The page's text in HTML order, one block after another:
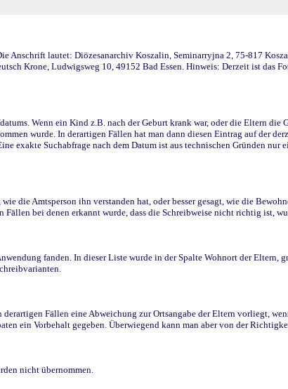
lautet: Diözesanarchiv Koszalin, Seminarryjna 2, 75-817
Krone, Ludwigsweg 10, 49152 Bad Essen. Hinweis: Derzeit ist das
Wenn ein Kind z.B. nach der Geburt krank war, oder die Eltern die
wurde. In derartigen Fällen hat man dann diesen Eintrag auf der
exakte Suchabfrage nach dem Datum ist aus technischen Gründen nur
Amtsperson ihn verstanden hat, oder besser gesagt, wie die
bei denen erkannt wurde, dass die Schreibweise nicht richtig ist,
fanden. In dieser Liste wurde in der Spalte Wohnort der Eltern,
Fällen eine Abweichung zur Ortsangabe der Eltern vorliegt,
ein Vorbehalt gegeben. Überwiegend kann man aber von der
nicht übernommen.